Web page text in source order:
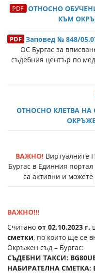
ОТНОСНО
КЪМ
Заповед № 848/
ОС Бургас за
съдебния център по
ОТНОСНО КЛЕТВА НА
ВАЖНО!Виртуалните
Бургас в Единния
са активни и можете
ВАЖНО!!!
Считано от 02.10.2023 г.
сметки, по които ще се
Окръжен съд – Бургас:
СЪДЕБНИ ТАКСИ:
НАБИРАТЕЛНА СМЕТКА: